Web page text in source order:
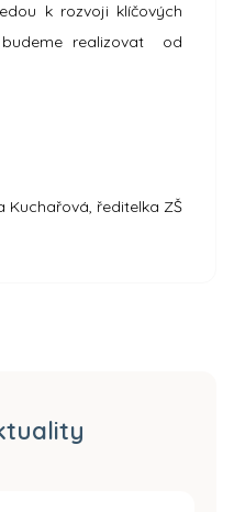
k rozvoji klíčových
realizovat od
Kuchařová, ředitelka ZŠ